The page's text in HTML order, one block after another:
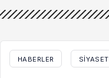
HABERLER SIYASET